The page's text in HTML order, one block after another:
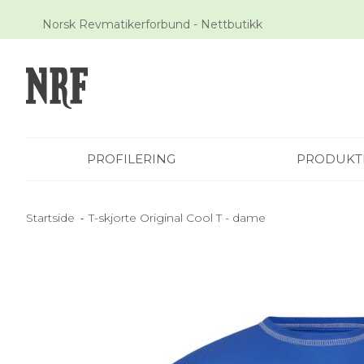
Norsk Revmatikerforbund - NettbutikkSkip
to
PROFILERING
Startside T-skjorte Original Cool T - dame